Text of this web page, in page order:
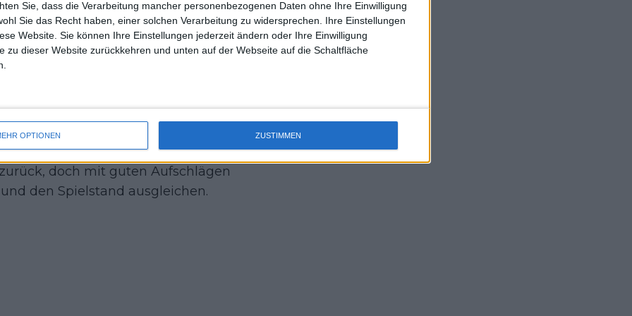
Sie, dass die Verarbeitung mancher personenbezogenen Daten ohne Ihre Einwilligung
Sie das Recht haben, einer solchen Verarbeitung zu widersprechen. Ihre Einstellungen
Website. Sie können Ihre Einstellungen jederzeit ändern oder Ihre Einwilligung
zu dieser Website zurückkehren und unten auf der Webseite auf die Schaltfläche
OPTIONEN ZUSTIMMEN
2025: Spielplan,
Programm
Satzes wacker
zurück ins Match und
nicht nutzen konnte. In der Mitte des
doch mit guten Aufschlägen
den Spielstand ausgleichen.
uss J-L-Struff wahrscheinlich morge 3 Spiele absolvieren (2.
mal Einzel 1x Doppel) dank der hervorragenden Unterstützung
des Kommentators für F-A-A